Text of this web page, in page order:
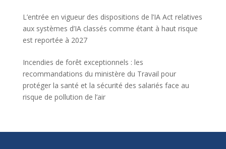
L’entrée en vigueur des dispositions de l’IA Act relatives
aux systèmes d’IA classés comme étant à haut risque
est reportée à 2027
Incendies de forêt exceptionnels : les
recommandations du ministère du Travail pour
protéger la santé et la sécurité des salariés face au
risque de pollution de l’air